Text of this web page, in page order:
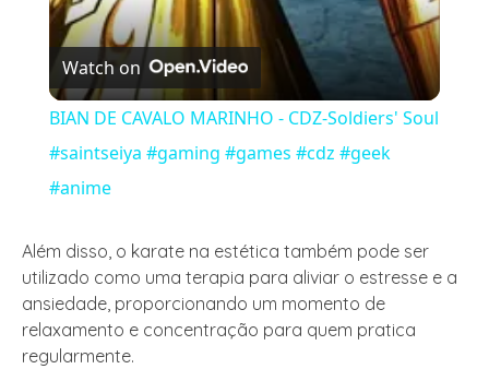
Watch on
BIAN DE CAVALO MARINHO - CDZ-Soldiers' Soul
#saintseiya #gaming #games #cdz #geek
#anime
Além disso, o karate na estética também pode ser
utilizado como uma terapia para aliviar o estresse e a
ansiedade, proporcionando um momento de
relaxamento e concentração para quem pratica
regularmente.